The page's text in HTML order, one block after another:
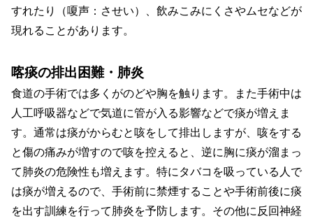
すれたり（嗄声：させい）、飲みこみにくさやムセなどが
現れることがあります。
喀痰の排出困難・肺炎
食道の手術では多くがのどや胸を触ります。また手術中は
人工呼吸器などで気道に管が入る影響などで痰が増えま
す。通常は痰がからむと咳をして排出しますが、咳をする
と傷の痛みが増すので咳を控えると、逆に胸に痰が溜まっ
て肺炎の危険性も増えます。特にタバコを吸っている人で
は痰が増えるので、手術前に禁煙することや手術前後に痰
を出す訓練を行って肺炎を予防します。その他に反回神経